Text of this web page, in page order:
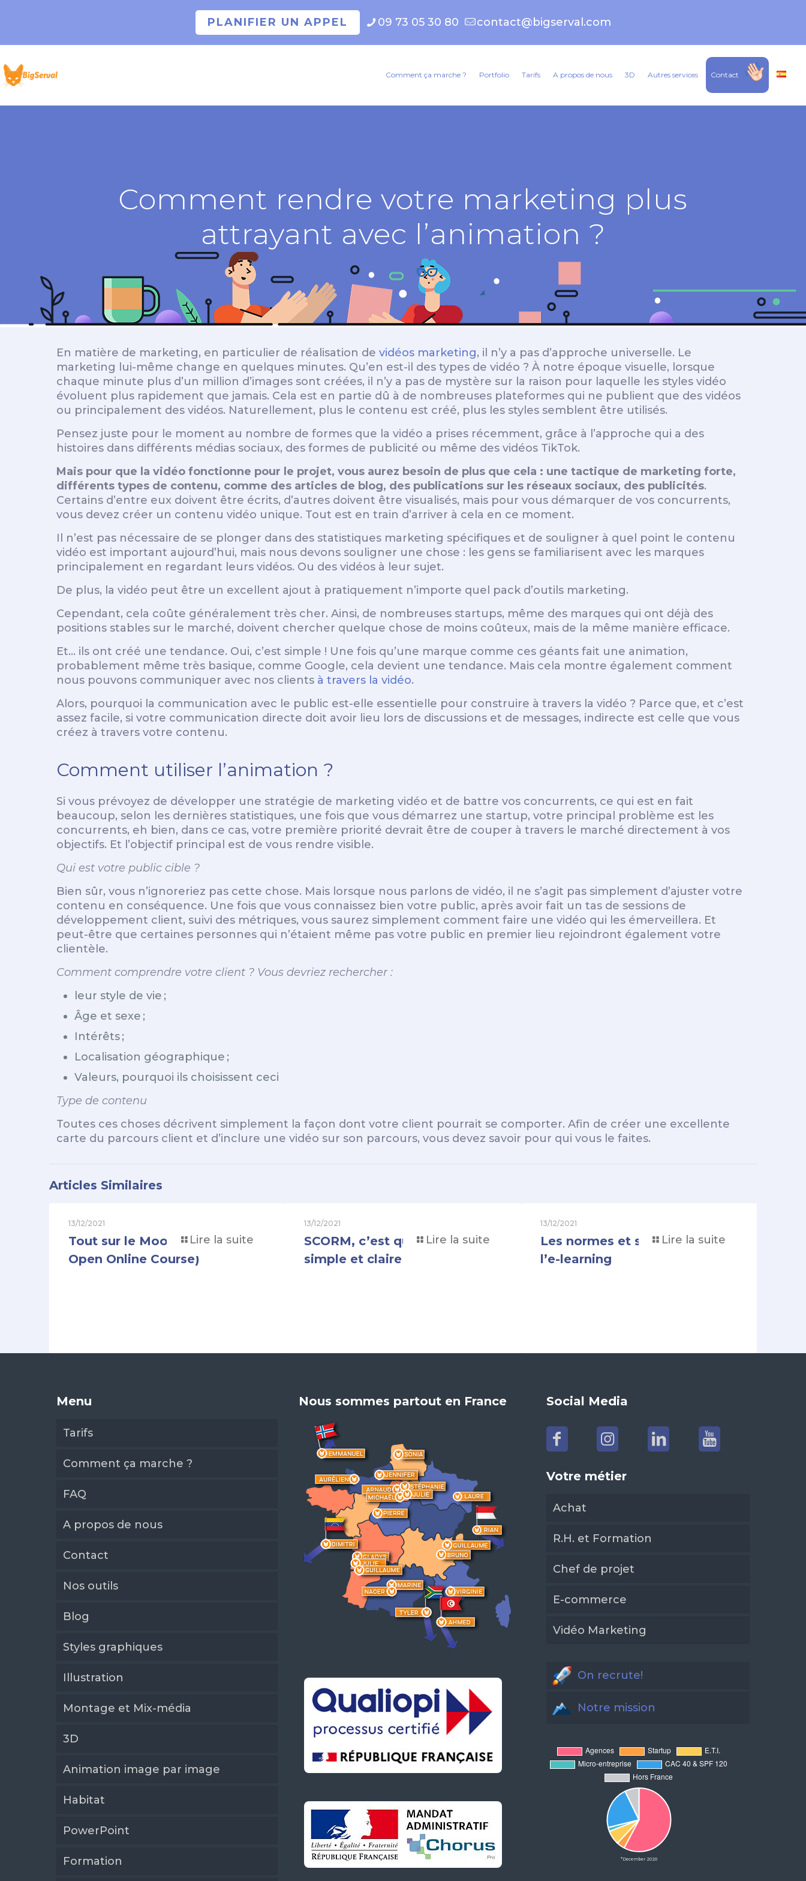
PLANIFIER UN APPEL 09 73 05 30 80 contact@bigserval.com
Comment ça marche ? Portfolio Tarifs A propos de nous 3D Autres services Contact
Comment rendre votre marketing plus
attrayant avec l’animation ?
En matière de marketing, en particulier de réalisation de vidéos marketing, il n’y a pas d’approche universelle. Le
marketing lui-même change en quelques minutes. Qu’en est-il des types de vidéo ? À notre époque visuelle, lorsque
chaque minute plus d’un million d’images sont créées, il n’y a pas de mystère sur la raison pour laquelle les styles vidéo
évoluent plus rapidement que jamais. Cela est en partie dû à de nombreuses plateformes qui ne publient que des vidéos
ou principalement des vidéos. Naturellement, plus le contenu est créé, plus les styles semblent être utilisés.
Pensez juste pour le moment au nombre de formes que la vidéo a prises récemment, grâce à l’approche qui a des
histoires dans différents médias sociaux, des formes de publicité ou même des vidéos TikTok.
Mais pour que la vidéo fonctionne pour le projet, vous aurez besoin de plus que cela : une tactique de marketing forte,
différents types de contenu, comme des articles de blog, des publications sur les réseaux sociaux, des publicités.
Certains d’entre eux doivent être écrits, d’autres doivent être visualisés, mais pour vous démarquer de vos concurrents,
vous devez créer un contenu vidéo unique. Tout est en train d’arriver à cela en ce moment.
Il n’est pas nécessaire de se plonger dans des statistiques marketing spécifiques et de souligner à quel point le contenu
vidéo est important aujourd’hui, mais nous devons souligner une chose : les gens se familiarisent avec les marques
principalement en regardant leurs vidéos. Ou des vidéos à leur sujet.
De plus, la vidéo peut être un excellent ajout à pratiquement n’importe quel pack d’outils marketing.
Cependant, cela coûte généralement très cher. Ainsi, de nombreuses startups, même des marques qui ont déjà des
positions stables sur le marché, doivent chercher quelque chose de moins coûteux, mais de la même manière efficace.
Et… ils ont créé une tendance. Oui, c’est simple ! Une fois qu’une marque comme ces géants fait une animation,
probablement même très basique, comme Google, cela devient une tendance. Mais cela montre également comment
nous pouvons communiquer avec nos clientsà travers la vidéo.
Alors, pourquoi la communication avec le public est-elle essentielle pour construire à travers la vidéo ? Parce que, et c’est
assez facile, si votre communication directe doit avoir lieu lors de discussions et de messages, indirecte est celle que vous
créez à travers votre contenu.
Comment utiliser l’animation ?
Si vous prévoyez de développer une stratégie de marketing vidéo et de battre vos concurrents, ce qui est en fait
beaucoup, selon les dernières statistiques, une fois que vous démarrez une startup, votre principal problème est les
concurrents, eh bien, dans ce cas, votre première priorité devrait être de couper à travers le marché directement à vos
objectifs. Et l’objectif principal est de vous rendre visible.
Qui est votre public cible ?
Bien sûr, vous n’ignoreriez pas cette chose. Mais lorsque nous parlons de vidéo, il ne s’agit pas simplement d’ajuster votre
contenu en conséquence. Une fois que vous connaissez bien votre public, après avoir fait un tas de sessions de
développement client, suivi des métriques, vous saurez simplement comment faire une vidéo qui les émerveillera. Et
peut-être que certaines personnes qui n’étaient même pas votre public en premier lieu rejoindront également votre
clientèle.
Comment comprendre votre client ? Vous devriez rechercher :
leur style de vie ;
Âge et sexe ;
Intérêts ;
Localisation géographique ;
Valeurs, pourquoi ils choisissent ceci
Type de contenu
Toutes ces choses décrivent simplement la façon dont votre client pourrait se comporter. Afin de créer une excellente
carte du parcours client et d’inclure une vidéo sur son parcours, vous devez savoir pour qui vous le faites.
Articles Similaires
13/12/2021
Tout sur le Mooc (Massive
Open Online Course)
Lire la suite
13/12/2021
SCORM, c’est quoi ? Définition
simple et claire
Lire la suite
13/12/2021
Les normes et standards de
l’e-learning
Lire la suite
Menu
Tarifs
Comment ça marche ?
FAQ
A propos de nous
Contact
Nos outils
Blog
Styles graphiques
Illustration
Montage et Mix-média
3D
Animation image par image
Habitat
PowerPoint
Formation
Nous sommes partout en France Social Media
Votre métier
Achat
R.H. et Formation
Chef de projet
E-commerce
Vidéo Marketing
On recrute!
Notre mission
*December 2020